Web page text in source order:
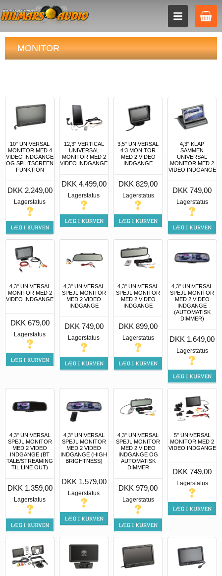
MONITOR
10" UNIVERSAL
MONITOR MED 4
VIDEO INDGANGE
OG SPLITSCREEN
FUNKTION
DKK 2.249,00
Lagerstatus
12,3" VERTICAL
UNIVERSAL
MONITOR MED 2
VIDEO INDGANGE
DKK 4.499,00
Lagerstatus
3,5" UNIVERSAL
4:3 MONITOR
MED 2 VIDEO
INDGANGE
DKK 829,00
Lagerstatus
4,3" KLAP
SAMMEN
UNIVERSAL
MONITOR MED 2
VIDEO INDGANGE
DKK 749,00
Lagerstatus
4,3" UNIVERSAL
MONITOR MED 2
VIDEO INDGANGE
DKK 679,00
Lagerstatus
4,3" UNIVERSAL
SPEJL MONITOR
MED 2 VIDEO
INDGANGE
DKK 749,00
Lagerstatus
4,3" UNIVERSAL
SPEJL MONITOR
MED 2 VIDEO
INDGANGE
DKK 899,00
Lagerstatus
4,3" UNIVERSAL
SPEJL MONITOR
MED 2 VIDEO
INDGANGE
(AUTOMATISK
DIMMER)
DKK 1.649,00
Lagerstatus
4,3" UNIVERSAL
SPEJL MONITOR
MED 2 VIDEO
INDGANGE (BT
TALE/STREAMING
TIL LINE OUT)
DKK 1.359,00
Lagerstatus
4,3" UNIVERSAL
SPEJL MONITOR
MED 2 VIDEO
INDGANGE (HIGH
BRIGHTNESS)
DKK 1.579,00
Lagerstatus
4,3" UNIVERSAL
SPEJL MONITOR
MED 2 VIDEO
INDGANGE OG
AUTOMATISK
DIMMER
DKK 979,00
Lagerstatus
5" UNIVERSAL
MONITOR MED 2
VIDEO INDGANGE
DKK 749,00
Lagerstatus